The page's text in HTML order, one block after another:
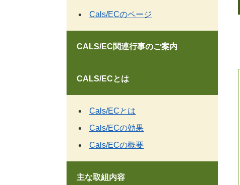
Cals/ECのページ
CALS/EC関連行事のご案内
CALS/ECとは
Cals/ECとは
Cals/ECの効果
Cals/ECの概要
主な取組内容